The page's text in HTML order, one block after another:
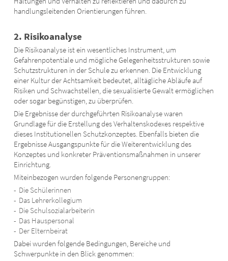
handlungsleitenden Orientierungen führen.
2. Risikoanalyse
Die Risikoanalyse ist ein wesentliches Instrument, um
Gefahrenpotentiale und mögliche Gelegenheitsstrukturen sowie
Schutzstrukturen in der Schule zu erkennen. Die Entwicklung
einer Kultur der Achtsamkeit bedeutet, alltägliche Abläufe auf
Risiken und Schwachstellen, die sexualisierte Gewalt ermöglichen
oder sogar begünstigen, zu überprüfen.
Die Ergebnisse der durchgeführten Risikoanalyse waren
Grundlage für die Erstellung des Verhaltenskodexes respektive
dieses Institutionellen Schutzkonzeptes. Ebenfalls bieten die
Ergebnisse Ausgangspunkte für die Weiterentwicklung des
Konzeptes und konkreter Präventionsmaßnahmen in unserer
Einrichtung.
Miteinbezogen wurden folgende Personengruppen:
Die Schülerinnen
Das Lehrerkollegium
Die Schulsozialarbeiterin
Das Hauspersonal
Der Elternbeirat
Dabei wurden folgende Bedingungen, Bereiche und
Schwerpunkte in den Blick genommen: